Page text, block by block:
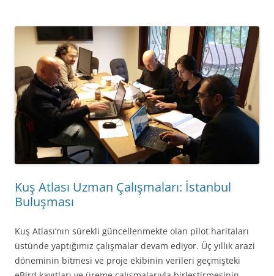
Kuş Atlası Uzman Çalışmaları: İstanbul
Buluşması
Kuş Atlası’nın sürekli güncellenmekte olan pilot haritaları
üstünde yaptığımız çalışmalar devam ediyor. Üç yıllık arazi
döneminin bitmesi ve proje ekibinin verileri geçmişteki